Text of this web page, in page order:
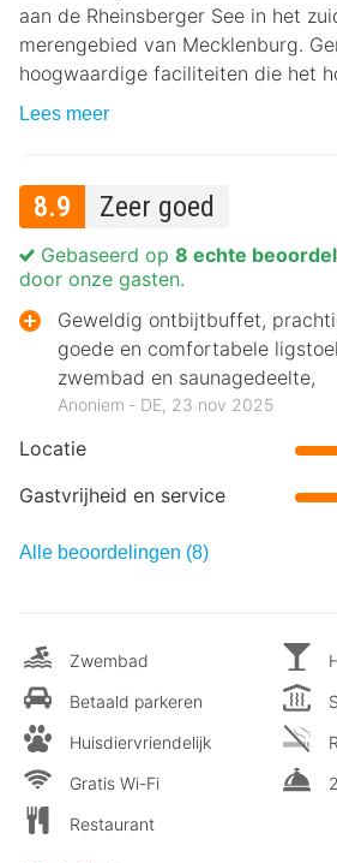
aan de Rheinsberger See in het
merengebied van Mecklenburg.
hoogwaardige faciliteiten die het
Lees meer
8.9 Zeer goed
Locatie
Gastvrijheid en service
Gebaseerd op 8 echte
door onze gasten.
Geweldig ontbijtbuffet,
goede en comfortabele
zwembad en saunagedeelte,
Anoniem ‐ DE, 23 nov 2025
Alle beoordelingen (8)
Zwembad
Betaald parkeren
Huisdiervriendelijk
Gratis Wi-Fi
Restaurant